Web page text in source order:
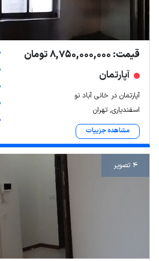
قیمت: 8,750,000,000 تومان
آپارتمان
آپارتمان در خانی آباد نو
اسفندیاری, تهران
مشاهده جزییات
4 تصویر